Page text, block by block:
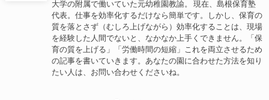
大学の附属で働いていた元幼稚園教諭。 現在、島根保育塾
代表。仕事を効率化するだけなら簡単です。しかし、保育の
質を落とさず（むしろ上げながら）効率化することは、現場
を経験した人間でないと、なかなか上手くできません。「保
育の質を上げる」「労働時間の短縮」これを両立させるため
の記事を書いていきます。あなたの園に合わせた方法を知り
たい人は、お問い合わせくださいね。